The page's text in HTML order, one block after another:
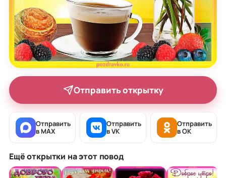
Отправить открытку
Отправить
в MAX
Отправить
в VK
Отправить
в OK
Ещё открытки на этот повод